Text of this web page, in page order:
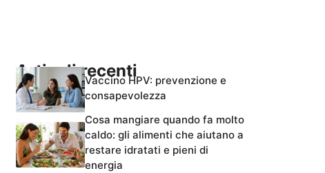
Articoli recentiVaccino HPV: prevenzione e
consapevolezza
Cosa mangiare quando fa molto
caldo: gli alimenti che aiutano a
restare idratati e pieni di
energia